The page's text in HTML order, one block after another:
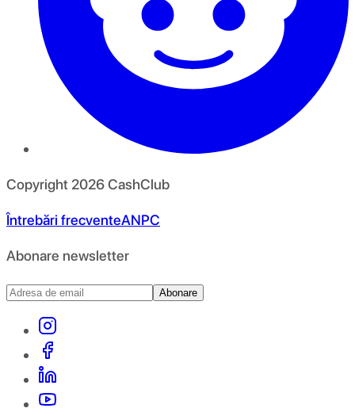
Copyright 2026CashClub
Întrebări frecventeANPC
Abonare newsletter
Abonare